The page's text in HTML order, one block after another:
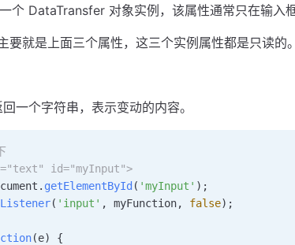
个 DataTransfer 对象实例，该属性通常只在输入
要就是上面三个属性，这三个实例属性都是只读的。
一个字符串，表示变动的内容。
id="myInput">
. getElementById ( 'myInput' );
( 'input' , myFunction, false);
(e) {